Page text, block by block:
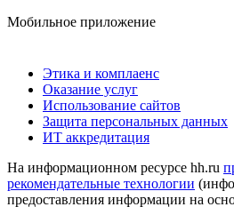
Мобильное приложение
Этика и комплаенс
Оказание услуг
Использование сайтов
Защита персональных данных
ИТ аккредитация
На информационном ресурсе hh.ru
рекомендательные технологии
предоставления информации на